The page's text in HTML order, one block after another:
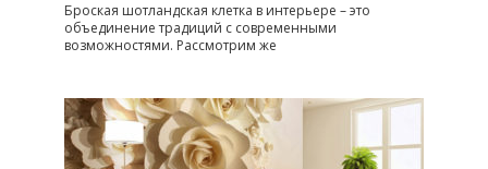
Броская шотландская клетка в интерьере – это
объединение традиций с современными
возможностями. Рассмотрим же